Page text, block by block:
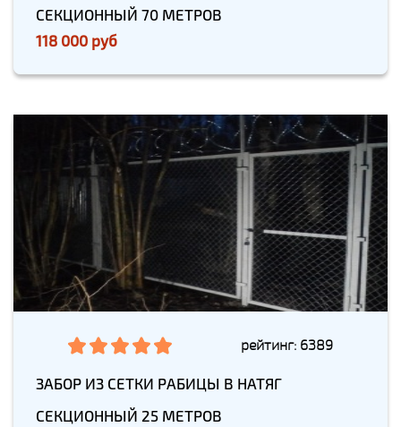
СЕКЦИОННЫЙ 70 МЕТРОВ
118 000 руб
рейтинг: 6389
ЗАБОР ИЗ СЕТКИ РАБИЦЫ В НАТЯГ
СЕКЦИОННЫЙ 25 МЕТРОВ